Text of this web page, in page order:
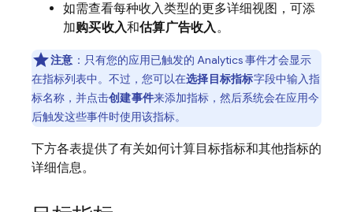
如需查看每种收入类型的更多详细视图，可添
加购买收入和估算广告收入。
注意 ：只有您的应用已触发的 Analytics 事件才会显示
在指标列表中。不过，您可以在选择目标指标字段中输入指
标名称，并点击创建事件来添加指标，然后系统会在应用今
后触发这些事件时使用该指标。
下方各表提供了有关如何计算目标指标和其他指标的
详细信息。